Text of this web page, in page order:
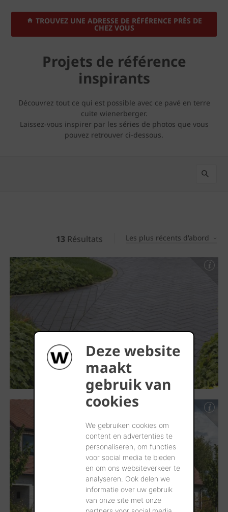
Deze website
maakt
gebruik van
cookies
We gebruiken cookies om
content en advertenties te
personaliseren, om functies
voor social media te bieden
en om ons websiteverkeer te
analyseren. Ook delen we
informatie over uw gebruik
van onze site met onze
TROUVEZ UNE ADRESSE DE RÉFÉRENCE PRÈS DE
CHEZ VOUS
Projets de référence
inspirants
Découvrez tout ce qui est possible avec ce pavé en terre
cuite wienerberger.
Laissez-vous inspirer par les séries de photos que vous
pouvez retrouver ci-dessous.
13 Résultats Les plus récents d'abord